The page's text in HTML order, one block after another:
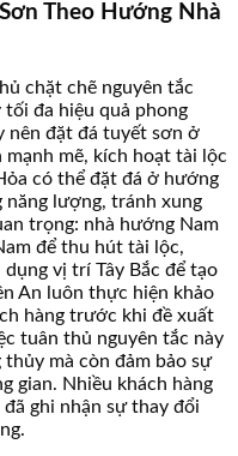
Theo Hướng Nhà
chặt chẽ nguyên tắc
tối đa hiệu quả phong
nên đặt đá tuyết sơn ở
mạnh mẽ, kích hoạt tài lộc
có thể đặt đá ở hướng
năng lượng, tránh xung
trọng: nhà hướng Nam
để thu hút tài lộc,
vị trí Tây Bắc để tạo
An luôn thực hiện khảo
hàng trước khi đề xuất
tuân thủ nguyên tắc này
thủy mà còn đảm bảo sự
gian. Nhiều khách hàng
ghi nhận sự thay đổi